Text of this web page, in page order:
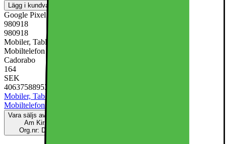
Lägg i kundvagn
Google Pixel 9 PRO XL Skyddsglas Skyddsfilm Skärmskydd
980918
980918
Mobiler, Tablets & Smartklockor, Mobiltillbehör, Skärmskydd till
Mobiltelefon
Cadorabo
164
SEK
4063758895331
Mobiler, Tablets & Smartklockor
Mobiltelefon
Vara säljs av
Am Kirschbaum 2
Org.nr: DE279541884